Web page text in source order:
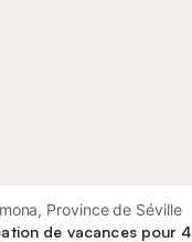
Province de Séville
de vacances pour 4